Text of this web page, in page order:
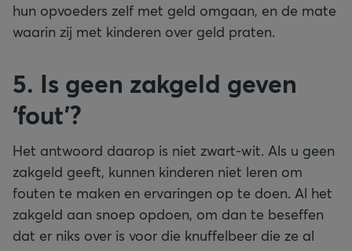
hun opvoeders zelf met geld omgaan, en de mate
waarin zij met kinderen over geld praten.
5. Is geen zakgeld geven
‘fout’?
Het antwoord daarop is niet zwart-wit. Als u geen
zakgeld geeft, kunnen kinderen niet leren om
fouten te maken en ervaringen op te doen. Al het
zakgeld aan snoep opdoen, om dan te beseffen
dat er niks over is voor die knuffelbeer die ze al